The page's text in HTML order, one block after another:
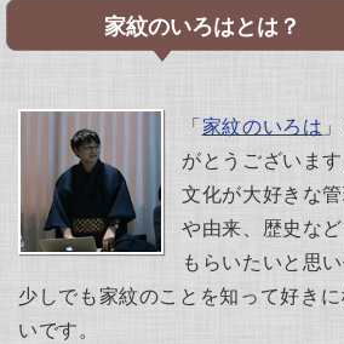
家紋のいろはとは？
「家紋のいろは
がとうございま
文化が大好きな
や由来、歴史な
もらいたいと思
少しでも家紋のことを知って好き
いです。